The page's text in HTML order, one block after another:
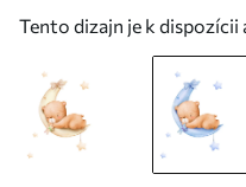
Tento dizajn je k dispozícii